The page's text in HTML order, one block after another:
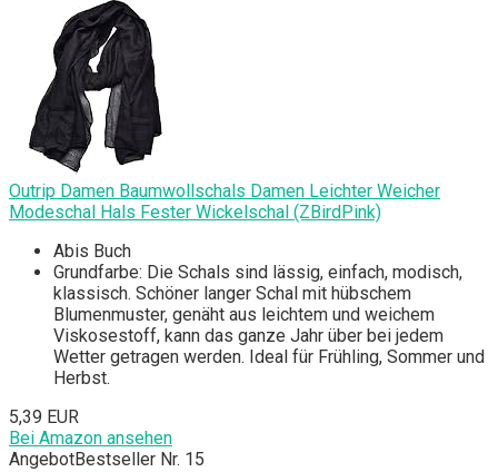
Outrip Damen Baumwollschals Damen Leichter Weicher
Modeschal Hals Fester Wickelschal (ZBirdPink)
Abis Buch
Grundfarbe: Die Schals sind lässig, einfach, modisch,
klassisch. Schöner langer Schal mit hübschem
Blumenmuster, genäht aus leichtem und weichem
Viskosestoff, kann das ganze Jahr über bei jedem
Wetter getragen werden. Ideal für Frühling, Sommer und
Herbst.
5,39 EUR
Bei Amazon ansehen
AngebotBestseller Nr. 15